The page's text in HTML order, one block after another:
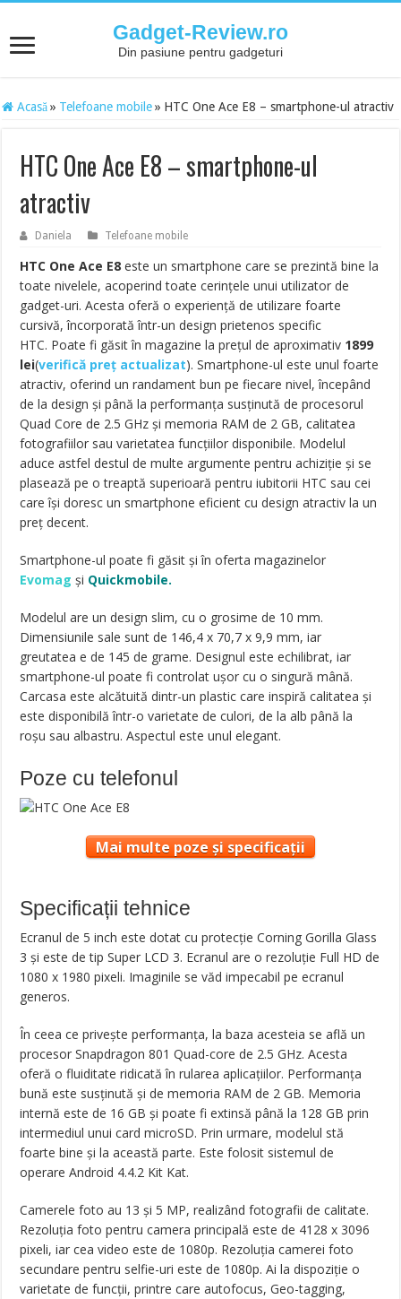
Gadget-Review.ro
Din pasiune pentru gadgeturi
Acasă » Telefoane mobile » HTC One Ace E8 – smartphone-ul atractiv
HTC One Ace E8 – smartphone-ul
atractiv
Daniela Telefoane mobile
HTC One Ace E8 este un smartphone care se prezintă bine la
toate nivelele, acoperind toate cerințele unui utilizator de
gadget-uri. Acesta oferă o experiență de utilizare foarte
cursivă, încorporată într-un design prietenos specific
HTC. Poate fi găsit în magazine la prețul de aproximativ 1899
lei(verifică preț actualizat). Smartphone-ul este unul foarte
atractiv, oferind un randament bun pe fiecare nivel, începând
de la design și până la performanța susținută de procesorul
Quad Core de 2.5 GHz și memoria RAM de 2 GB, calitatea
fotografiilor sau varietatea funcțiilor disponibile. Modelul
aduce astfel destul de multe argumente pentru achiziție și se
plasează pe o treaptă superioară pentru iubitorii HTC sau cei
care își doresc un smartphone eficient cu design atractiv la un
preț decent.
Smartphone-ul poate fi găsit și în oferta magazinelor
Evomag și Quickmobile.
Modelul are un design slim, cu o grosime de 10 mm.
Dimensiunile sale sunt de 146,4 x 70,7 x 9,9 mm, iar
greutatea e de 145 de grame. Designul este echilibrat, iar
smartphone-ul poate fi controlat ușor cu o singură mână.
Carcasa este alcătuită dintr-un plastic care inspiră calitatea și
este disponibilă într-o varietate de culori, de la alb până la
roșu sau albastru. Aspectul este unul elegant.
Poze cu telefonul
Mai multe poze și specificații
Specificații tehnice
Ecranul de 5 inch este dotat cu protecție Corning Gorilla Glass
3 și este de tip Super LCD 3. Ecranul are o rezoluție Full HD de
1080 x 1980 pixeli. Imaginile se văd impecabil pe ecranul
generos.
În ceea ce privește performanța, la baza acesteia se află un
procesor Snapdragon 801 Quad-core de 2.5 GHz. Acesta
oferă o fluiditate ridicată în rularea aplicațiilor. Performanța
bună este susținută și de memoria RAM de 2 GB. Memoria
internă este de 16 GB și poate fi extinsă până la 128 GB prin
intermediul unui card microSD. Prin urmare, modelul stă
foarte bine și la această parte. Este folosit sistemul de
operare Android 4.4.2 Kit Kat.
Camerele foto au 13 și 5 MP, realizând fotografii de calitate.
Rezoluția foto pentru camera principală este de 4128 x 3096
pixeli, iar cea video este de 1080p. Rezoluția camerei foto
secundare pentru selfie-uri este de 1080p. Ai la dispoziție o
varietate de funcții, printre care autofocus, Geo-tagging,